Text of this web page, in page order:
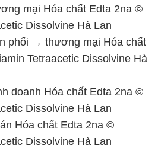
mại Hóa chất Edta 2na ©
Dissolvine Hà Lan
phối → thương mại Hóa chất
Tetraacetic Dissolvine Hà
doanh Hóa chất Edta 2na ©
Dissolvine Hà Lan
Hóa chất Edta 2na ©
Dissolvine Hà Lan